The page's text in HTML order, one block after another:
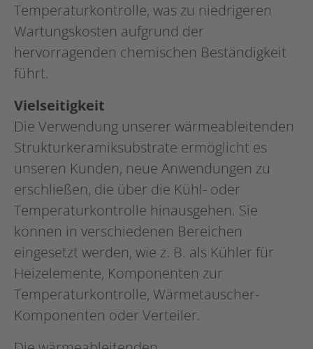
Temperaturkontrolle, was zu niedrigeren
Wartungskosten aufgrund der
hervorragenden chemischen Beständigkeit
führt.
Vielseitigkeit
Die Verwendung unserer wärmeableitenden
Strukturkeramiksubstrate ermöglicht es
unseren Kunden, neue Anwendungen zu
erschließen, die über die Kühl- oder
Temperaturkontrolle hinausgehen. Sie
können in verschiedenen Bereichen
eingesetzt werden, wie z. B. als Kühler für
Heizelemente, Komponenten zur
Temperaturkontrolle, Wärmetauscher-
Komponenten oder Verteiler.